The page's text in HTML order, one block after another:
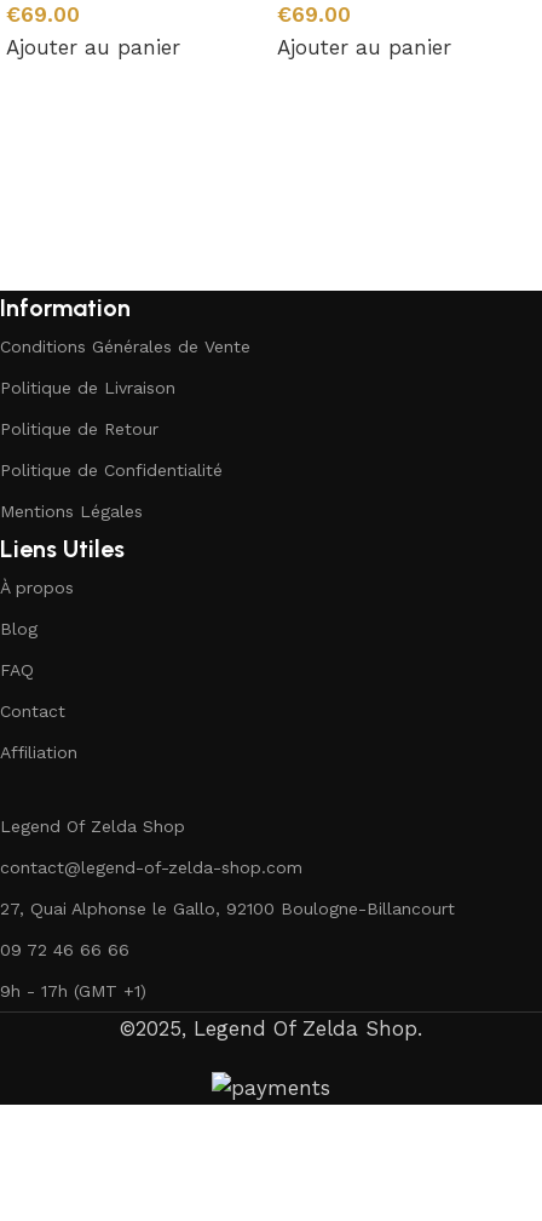
€69.00
Ajouter au panier
€69.00
Ajouter au panier
Information
Conditions Générales de Vente
Politique de Livraison
Politique de Retour
Politique de Confidentialité
Mentions Légales
Liens Utiles
À propos
Blog
FAQ
Contact
Affiliation
Legend Of Zelda Shop
contact@legend-of-zelda-shop.com
27, Quai Alphonse le Gallo, 92100 Boulogne-Billancourt
09 72 46 66 66
9h - 17h (GMT +1)
©2025, Legend Of Zelda Shop.